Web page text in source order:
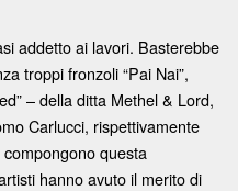
addetto ai lavori. Basterebbe
troppi fronzoli “Pai Nai”,
– della ditta Methel & Lord,
Carlucci, rispettivamente
questa
hanno avuto il merito di